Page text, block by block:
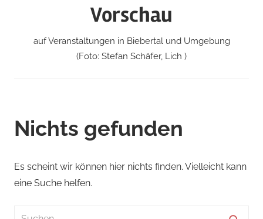
Vorschau
auf Veranstaltungen in Biebertal und Umgebung
(Foto: Stefan Schäfer, Lich )
Nichts gefunden
Es scheint wir können hier nichts finden. Vielleicht kann
eine Suche helfen.
Suchen